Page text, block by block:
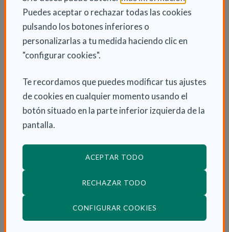
Puedes aceptar o rechazar todas las cookies
pulsando los botones inferiores o
personalizarlas a tu medida haciendo clic en
"configurar cookies".
Te recordamos que puedes modificar tus ajustes
de cookies en cualquier momento usando el
botón situado en la parte inferior izquierda de la
pantalla.
ACEPTAR TODO
RECHAZAR TODO
CONFIGURAR COOKIES
energía y compañía de las y los voluntarios. Las
actividades se preparan en grupo y se evalúan con el
objetivo de mantener lo que funciona y mejorar lo que
no ha salido como se esperaba. En caso de que la
actividad prevista, el grupo de voluntariado intentará
dar respuesta a sus intereses.
RESULTADO BENEFICIARIOS 2014- 2015
24 voluntarios y 80 residentes